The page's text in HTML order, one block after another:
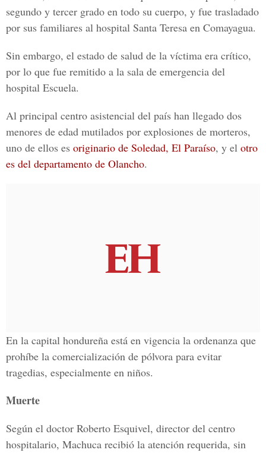
segundo y tercer grado en todo su cuerpo, y fue trasladado
por sus familiares al hospital Santa Teresa en Comayagua.
Sin embargo, el estado de salud de la víctima era crítico,
por lo que fue remitido a la sala de emergencia del
hospital Escuela.
Al principal centro asistencial del país han llegado dos
menores de edad mutilados por explosiones de morteros,
uno de ellos es originario de Soledad, El Paraíso, y el otro
es del departamento de Olancho.
En la capital hondureña está en vigencia la ordenanza que
prohíbe la comercialización de pólvora para evitar
tragedias, especialmente en niños.
Muerte
Según el doctor Roberto Esquivel, director del centro
hospitalario, Machuca recibió la atención requerida, sin